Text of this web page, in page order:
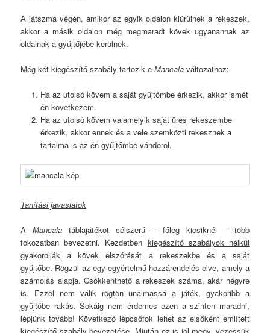
A játszma végén, amikor az egyik oldalon kiürülnek a rekeszek,
akkor a másik oldalon még megmaradt kövek ugyanannak az
oldalnak a gyűjtőjébe kerülnek.
Mégkét kiegészítő szabály tartozik eMancalaváltozathoz:
Ha az utolsó kövem a saját gyűjtőmbe érkezik, akkor ismét
én következem.
Ha az utolsó kövem valamelyik saját üres rekeszembe
érkezik, akkor ennek és a vele szemközti rekesznek a
tartalma is az én gyűjtőmbe vándorol.
Tanítási javaslatok
AMancala táblajátékot célszerű – főleg kicsiknél – több
fokozatban bevezetni. Kezdetben kiegészítő szabályok nélkül
gyakorolják a kövek elszórását a rekeszekbe és a saját
gyűjtőbe. Rögzül az egy-egyértelmű hozzárendelés elve, amely a
számolás alapja. Csökkenthető a rekeszek száma, akár négyre
is. Ezzel nem válik rögtön unalmassá a játék, gyakoribb a
gyűjtőbe rakás. Sokáig nem érdemes ezen a szinten maradni,
lépjünk tovább! Következő lépcsőfok lehet az elsőként említett